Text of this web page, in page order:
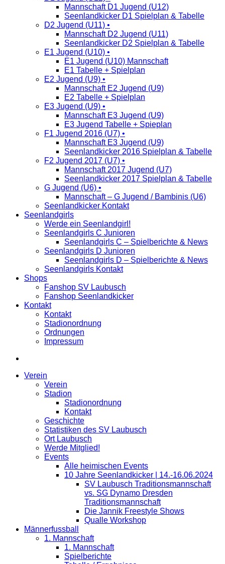
Mannschaft D1 Jugend (U12)
Seenlandkicker D1 Spielplan & Tabelle
D2 Jugend (U11) •
Mannschaft D2 Jugend (U11)
Seenlandkicker D2 Spielplan & Tabelle
E1 Jugend (U10) •
E1 Jugend (U10) Mannschaft
E1 Tabelle + Spielplan
E2 Jugend (U9) •
Mannschaft E2 Jugend (U9)
E2 Tabelle + Spielplan
E3 Jugend (U9) •
Mannschaft E3 Jugend (U9)
E3 Jugend Tabelle + Spieplan
F1 Jugend 2016 (U7) •
Mannschaft E3 Jugend (U9)
Seenlandkicker 2016 Spielplan & Tabelle
F2 Jugend 2017 (U7) •
Mannschaft 2017 Jugend (U7)
Seenlandkicker 2017 Spielplan & Tabelle
G Jugend (U6) •
Mannschaft – G Jugend / Bambinis (U6)
Seenlandkicker Kontakt
Seenlandgirls
Werde ein Seenlandgirl!
Seenlandgirls C Junioren
Seenlandgirls C – Spielberichte & News
Seenlandgirls D Junioren
Seenlandgirls D – Spielberichte & News
Seenlandgirls Kontakt
Shops
Fanshop SV Laubusch
Fanshop Seenlandkicker
Kontakt
Kontakt
Stadionordnung
Ordnungen
Impressum
Verein
Verein
Stadion
Stadionordnung
Kontakt
Geschichte
Statistiken des SV Laubusch
Ort Laubusch
Werde Mitglied!
Events
Alle heimischen Events
10 Jahre Seenlandkicker | 14.-16.06.2024
SV Laubusch Traditionsmannschaft
vs. SG Dynamo Dresden
Traditionsmannschaft
Die Jannik Freestyle Shows
Qualle Workshop
Männerfussball
1. Mannschaft
1. Mannschaft
Spielberichte